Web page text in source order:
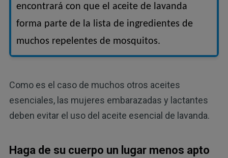
encontrará con que el aceite de lavanda
forma parte de la lista de ingredientes de
muchos repelentes de mosquitos.
Como es el caso de muchos otros aceites
esenciales, las mujeres embarazadas y lactantes
deben evitar el uso del aceite esencial de lavanda.
Haga de su cuerpo un lugar menos apto